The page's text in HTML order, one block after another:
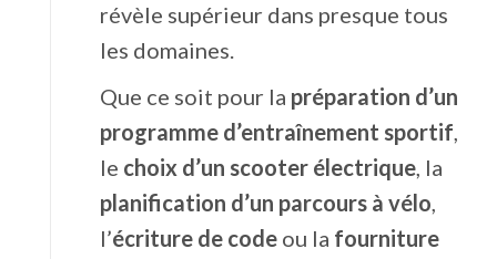
révèle supérieur dans presque tous
les domaines.
Que ce soit pour la préparation d’un
programme d’entraînement sportif,
le choix d’un scooter électrique, la
planification d’un parcours à vélo,
l’écriture de code ou la fourniture